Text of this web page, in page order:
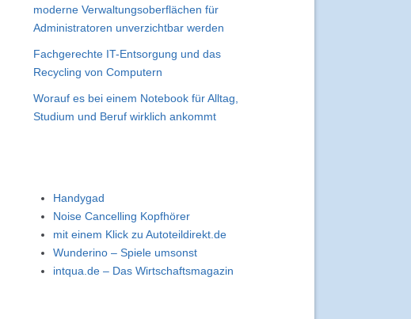
moderne Verwaltungsoberflächen für
Administratoren unverzichtbar werden
Fachgerechte IT-Entsorgung und das
Recycling von Computern
Worauf es bei einem Notebook für Alltag,
Studium und Beruf wirklich ankommt
Handygad
Noise Cancelling Kopfhörer
mit einem Klick zu Autoteildirekt.de
Wunderino – Spiele umsonst
intqua.de – Das Wirtschaftsmagazin